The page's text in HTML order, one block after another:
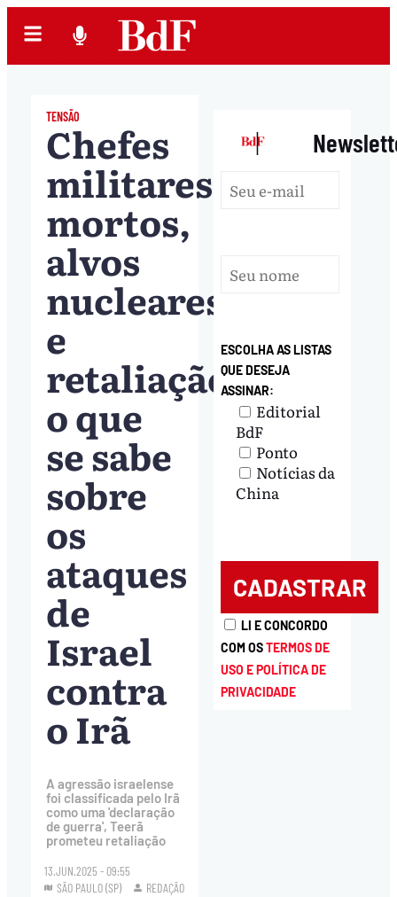
TENSÃO
Chefes
militares
mortos,
alvos
nucleares
e
retaliação:
o que
se sabe
sobre
os
ataques
de
Israel
contra
o Irã
A agressão israelense
foi classificada pelo Irã
como uma 'declaração
de guerra', Teerã
prometeu retaliação
13.JUN.2025 - 09:55
SÃO PAULO (SP)
REDAÇÃO
|
ESCOLHA AS LISTAS
QUE DESEJA
ASSINAR:
Editorial
BdF
Ponto
Notícias da
China
LI E CONCORDO
COM OSTERMOS DE
USO E POLÍTICA DE
PRIVACIDADE